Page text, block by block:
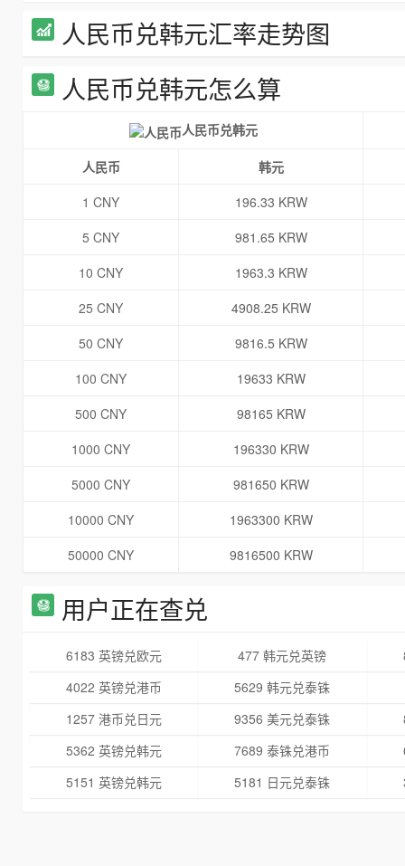
人民币兑韩元汇率走势图
人民币兑韩元怎么算
人民币兑韩元
人民币
韩元
1 CNY
196.33 KRW
5 CNY
981.65 KRW
10 CNY
1963.3 KRW
25 CNY
4908.25 KRW
50 CNY
9816.5 KRW
100 CNY
19633 KRW
500 CNY
98165 KRW
1000 CNY
196330 KRW
5000 CNY
981650 KRW
10000 CNY
1963300 KRW
50000 CNY
9816500 KRW
用户正在查兑
6183 英镑兑欧元 477 韩元兑英镑
4022 英镑兑港币
5629 韩元兑泰铢
1257 港币兑日元
9356 美元兑泰铢
5362 英镑兑韩元
7689 泰铢兑港币
5151 英镑兑韩元
5181 日元兑泰铢